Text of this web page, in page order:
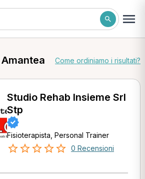
Come ordiniamo i risultati?
Studio Rehab Insieme Srl
Stp
Fisioterapista, Personal Trainer
0 Recensioni